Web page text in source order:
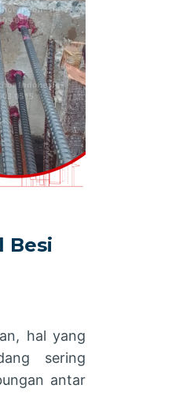
Besi
hal yang
sering
antar